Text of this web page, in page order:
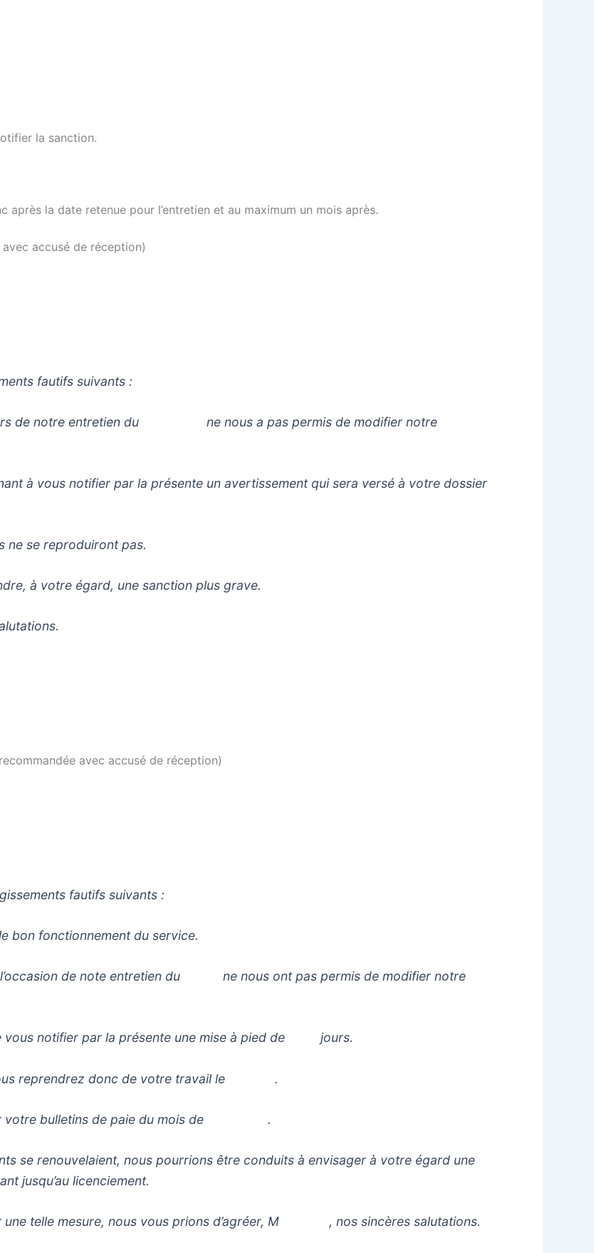
la sanction.
la date retenue pour l’entretien et au maximum un mois après.
accusé de réception)
fautifs suivants :
lors de notre entretien du ne nous a pas permis de modifier notre
à vous notifier par la présente un avertissement qui sera versé à votre dossier
ne se reproduiront pas.
à votre égard, une sanction plus grave.
avec accusé de réception)
fautifs suivants :
bon fonctionnement du service.
l’occasion de note entretien du ne nous ont pas permis de modifier notre
vous notifier par la présente une mise à pied de jours.
reprendrez donc de votre travail le .
sur votre bulletins de paie du mois de .
se renouvelaient, nous pourrions être conduits à envisager à votre égard une
jusqu’au licenciement.
une telle mesure, nous vous prions d’agréer, M , nos sincères salutations.